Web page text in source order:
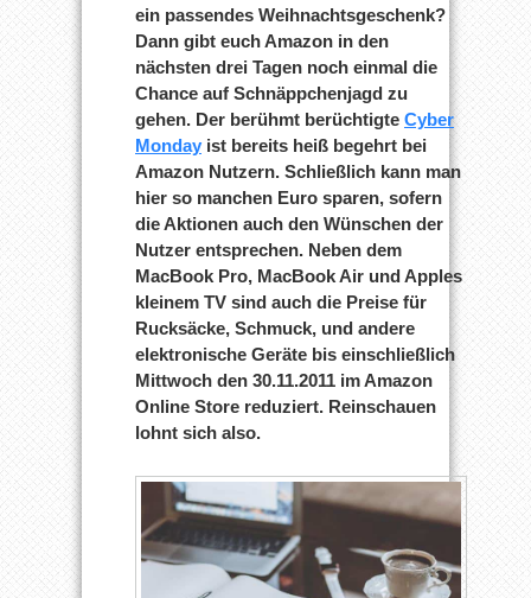
ein passendes Weihnachtsgeschenk?
Dann gibt euch Amazon in den
nächsten drei Tagen noch einmal die
Chance auf Schnäppchenjagd zu
gehen. Der berühmt berüchtigte Cyber
Monday ist bereits heiß begehrt bei
Amazon Nutzern. Schließlich kann man
hier so manchen Euro sparen, sofern
die Aktionen auch den Wünschen der
Nutzer entsprechen. Neben dem
MacBook Pro, MacBook Air und Apples
kleinem TV sind auch die Preise für
Rucksäcke, Schmuck, und andere
elektronische Geräte bis einschließlich
Mittwoch den 30.11.2011 im Amazon
Online Store reduziert. Reinschauen
lohnt sich also.